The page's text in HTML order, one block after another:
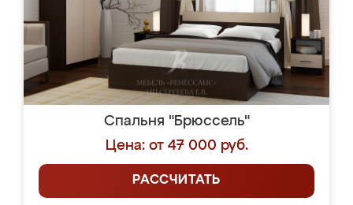
Спальня "Брюссель"
Цена: от 47 000 руб.
РАССЧИТАТЬ